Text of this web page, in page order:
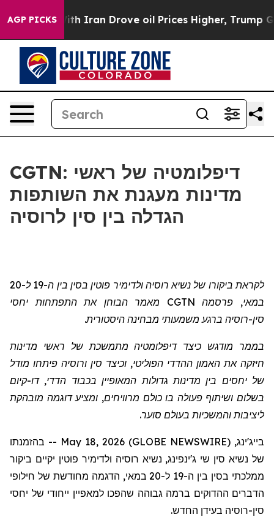
AGP PICKS
As war With Iran Drove oil Prices Higher, Trump
CGTN: דיפלומטיה של ראשי
מדינות מעגנת את השותפות
הגדלה בין סין לרוסיה
לקראת ביקורו של נשיא רוסיה ולדימיר פוטין בסין בין ה-19 ל-20
במאי, פרסמה CGTN מאמר הבוחן את התפתחות יחסי
סין-רוסיה ברגע משמעותי מבחינה היסטורית.
בממר מודגש כיצד דיפלומטיה מתמשכת של ראשי מדינות
חיזקה את האמון ההדדי הפוליטי, וכיצד סין ורוסיה פיתחו מודל
של יחסים בין מדינות גדולות המאופיין בכבוד הדדי, דו-קיום
בשלום ושיתוף פעולה בו כולם מרוויחים, ומציע דוגמה מובהקת
ליציבות והמשכיות בעולם סוער.
בייג'ינג, May 18, 2026 (GLOBE NEWSWIRE) -- בהזמנתו
של נשיא סין שי ג'ינפינג, נשיא רוסיה ולדימיר פוטין יקיים ביקור
ממלכתי בסין בין ה-19 ל-20 במאי, הדגמה מחודשת של חילופי
הדברים ההדוקים ברמה גבוהה שהפכו למאפיין ייחודי של יחסי
סין-רוסיה בעידן החדש.